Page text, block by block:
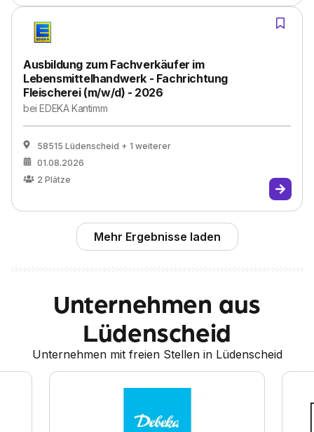
Ausbildung zum Fachverkäufer im
Lebensmittelhandwerk - Fachrichtung
Fleischerei (m/w/d) - 2026
beiEDEKA Kantimm
58515 Lüdenscheid + 1 weiterer
01.08.2026
2 Plätze
Mehr Ergebnisse laden
Unternehmen aus
Lüdenscheid
Unternehmen mit freien Stellen in Lüdenscheid